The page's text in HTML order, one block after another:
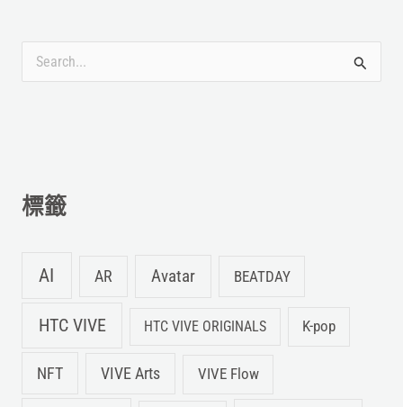
:標籤
AI AR Avatar BEATDAY
HTC VIVE HTC VIVE ORIGINALS K-pop
NFT VIVE Arts VIVE Flow